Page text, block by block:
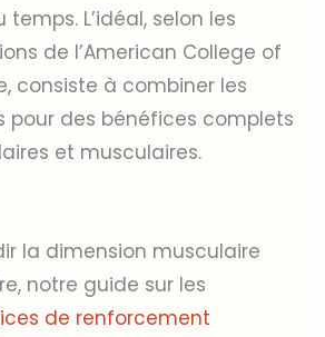
temps. L’idéal, selon les
de l’American College of
consiste à combiner les
pour des bénéfices complets
et musculaires.
la dimension musculaire
notre guide sur les
de renforcement